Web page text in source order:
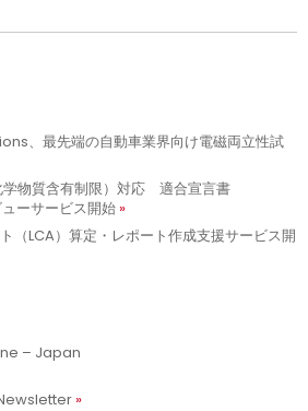
、最先端の自動車業界向け電磁両立性試
物質含有制限）対応 適合宣言書
ーサービス開始
（LCA）算定・レポート作成支援サービス開
– Japan